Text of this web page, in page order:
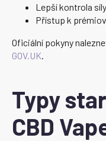
Lepší kontrola
Přístup k
Oficiální pokyny
GOV.UK
Typy
CBD